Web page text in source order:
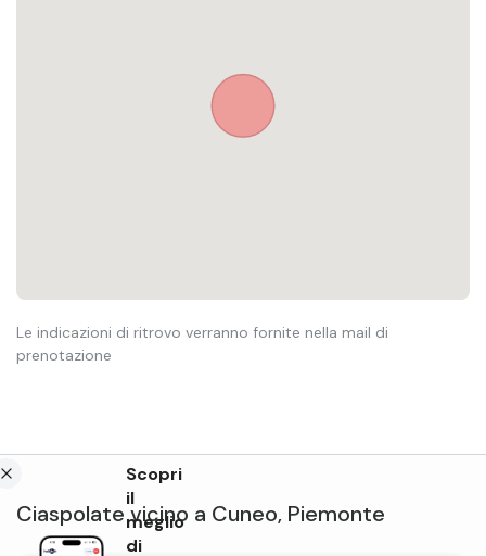
Le indicazioni di ritrovo verranno fornite nella mail di
prenotazione
Ciaspolate vicino a Cuneo, Piemonte
Scopri
il
meglio
di